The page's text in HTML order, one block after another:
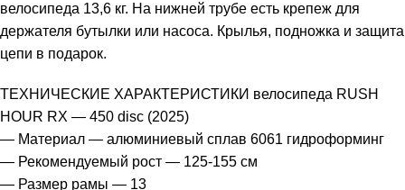
велосипеда 13,6 кг. На нижней трубе есть крепеж для
держателя бутылки или насоса. Крылья, подножка и защита
цепи в подарок.
ТЕХНИЧЕСКИЕ ХАРАКТЕРИСТИКИ велосипеда RUSH
HOUR RX — 450 disc (2025)
— Материал — алюминиевый сплав 6061 гидроформинг
— Рекомендуемый рост — 125-155 см
— Размер рамы — 13